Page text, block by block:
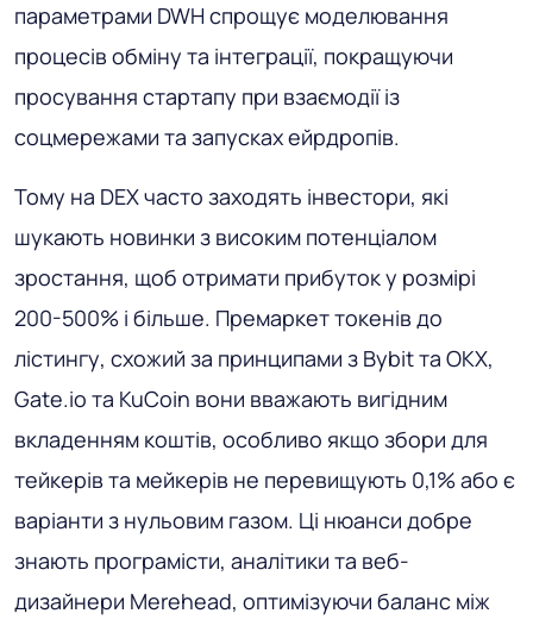
параметрами DWH спрощує моделювання
процесів обміну та інтеграції, покращуючи
просування стартапу при взаємодії із
соцмережами та запусках ейрдропів.
Тому на DEX часто заходять інвестори, які
шукають новинки з високим потенціалом
зростання, щоб отримати прибуток у розмірі
200-500% і більше. Премаркет токенів до
лістингу, схожий за принципами з Bybit та OKX,
Gate.io та KuCoin вони вважають вигідним
вкладенням коштів, особливо якщо збори для
тейкерів та мейкерів не перевищують 0,1% або є
варіанти з нульовим газом. Ці нюанси добре
знають програмісти, аналітики та веб-
дизайнери Merehead, оптимізуючи баланс між